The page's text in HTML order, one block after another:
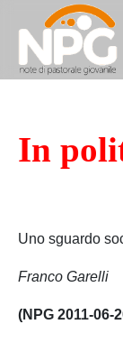
In
Uno sguardo
Franco Garelli
(NPG 2011-06-